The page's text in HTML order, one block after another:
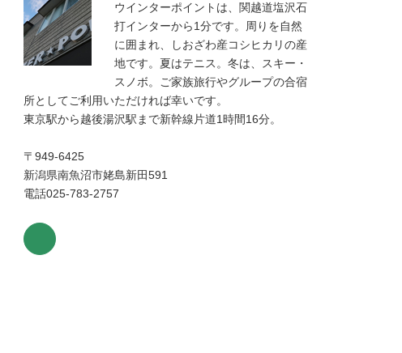
ウインターポイントは、関越道塩沢石
打インターから1分です。周りを自然
に囲まれ、しおざわ産コシヒカリの産
地です。夏はテニス。冬は、スキー・
スノボ。ご家族旅行やグループの合宿
所としてご利用いただければ幸いです。
東京駅から越後湯沢駅まで新幹線片道1時間16分。
〒949-6425
新潟県南魚沼市姥島新田591
電話025-783-2757